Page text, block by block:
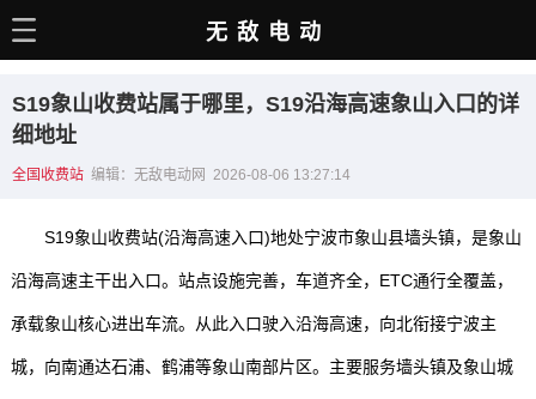
电动百科
电车资讯
电车手册
选车推荐
充电站
用车百科
无敌电动
S19象山收费站属于哪里，S19沿海高速象山入口的详
细地址
全国收费站 编辑：无敌电动网 2026-08-06 13:27:14
S19象山收费站(沿海高速入口)地处宁波市象山县墙头镇，是象山
沿海高速主干出入口。站点设施完善，车道齐全，ETC通行全覆盖，
承载象山核心进出车流。从此入口驶入沿海高速，向北衔接宁波主
城，向南通达石浦、鹤浦等象山南部片区。主要服务墙头镇及象山城